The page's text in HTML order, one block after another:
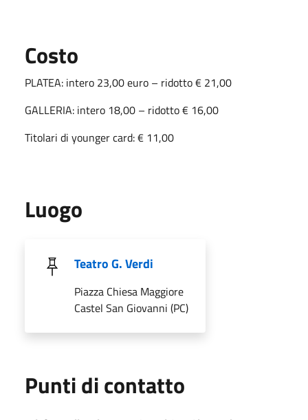
Costo
PLATEA: intero 23,00 euro – ridotto € 21,00
GALLERIA: intero 18,00 – ridotto € 16,00
Titolari di younger card: € 11,00
Luogo
Teatro G. Verdi
Piazza Chiesa Maggiore
Castel San Giovanni (PC)
Punti di contatto